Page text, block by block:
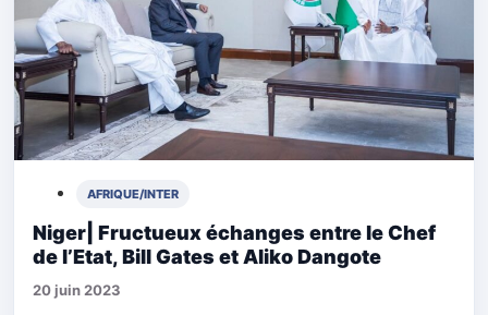
AFRIQUE/INTER
Niger| Fructueux échanges entre le Chef
de l’Etat, Bill Gates et Aliko Dangote
20 juin 2023